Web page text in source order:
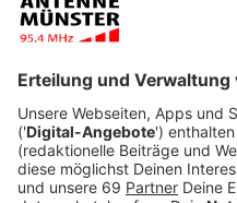
es dort auch
Anzeige
Mehrsprachige